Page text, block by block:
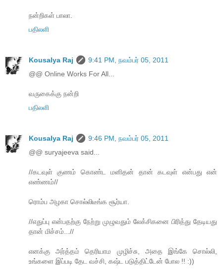
நன்றிகள் பாலா.
பதிலளி
Kousalya Raj
9:41 PM, நவம்பர் 05, 2011
@@ Online Works For All...
வருகைக்கு நன்றி
பதிலளி
Kousalya Raj
9:46 PM, நவம்பர் 05, 2011
@@ suryajeeva said...
//கடவுள் குணம் கொண்ட மனிதன் தான் கடவுள் என்பது என்
எண்ணம்//
ரொம்ப அழகா சொல்லிடீங்க சூர்யா.
//எதுப்பு என்பதற்கு நேற்று முழுவதும் லேக்சிகனை பிரித்து தேடியது
தான் மிச்சம்...//
எனக்கு அர்த்தம் தெரியாம முழிச்சு, அதை இங்கே சொல்லி,
உங்களை இப்படி தேட வச்சி, கஷ்ட படுத்திட்டேன் போல !! :))